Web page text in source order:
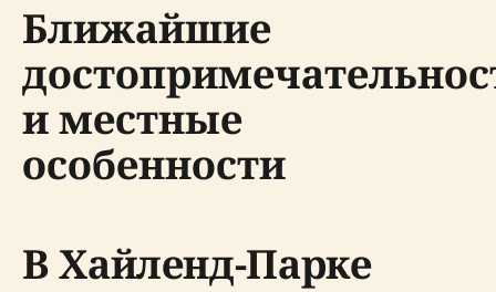
Ближайшие
и местные
особенности
В Хайленд-Парке